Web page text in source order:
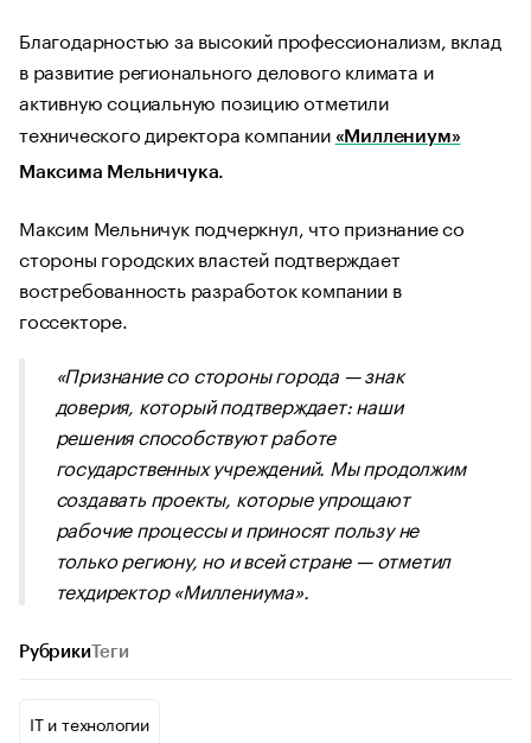
Благодарностью за высокий профессионализм, вклад
в развитие регионального делового климата и
активную социальную позицию отметили
технического директора компании «Миллениум»
Максима Мельничука.
Максим Мельничук подчеркнул, что признание со
стороны городских властей подтверждает
востребованность разработок компании в
госсекторе.
«Признание со стороны города — знак
доверия, который подтверждает: наши
решения способствуют работе
государственных учреждений. Мы продолжим
создавать проекты, которые упрощают
рабочие процессы и приносят пользу не
только региону, но и всей стране — отметил
техдиректор «Миллениума».
Рубрики Теги
IT и технологии